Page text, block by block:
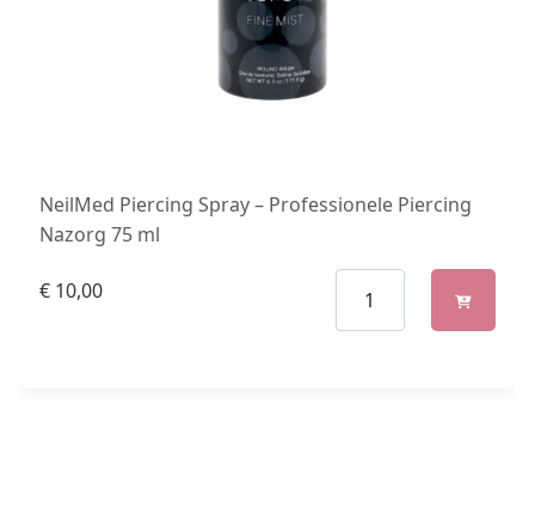
NeilMed Piercing Spray – Professionele Piercing
Nazorg 75 ml
€ 10,00